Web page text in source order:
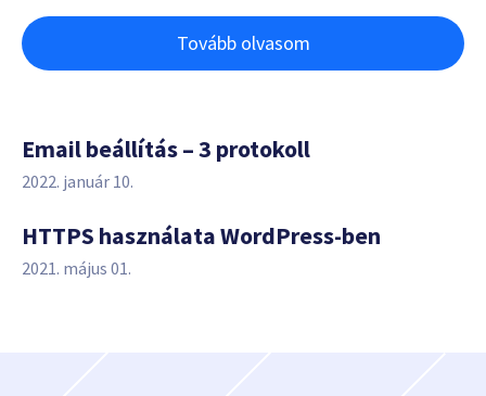
Tovább olvasom
Email beállítás – 3 protokoll
2022. január 10.
HTTPS használata WordPress-ben
2021. május 01.